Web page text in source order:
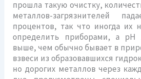
прошла такую очистку,
металлов-загрязнителей
процентов, так что иногда их
определить приборами, а рН
выше, чем обычно бывает в
взвеси из образовавшихся
но дорогих металлов через